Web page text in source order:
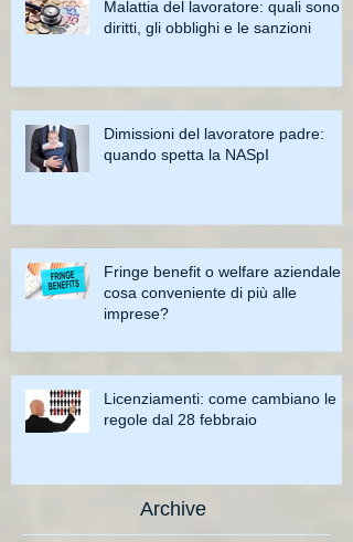
Malattia del lavoratore: quali sono i
diritti, gli obblighi e le sanzioni
Dimissioni del lavoratore padre:
quando spetta la NASpI
Fringe benefit o welfare aziendale:
cosa conveniente di più alle
imprese?
Licenziamenti: come cambiano le
regole dal 28 febbraio
Archive